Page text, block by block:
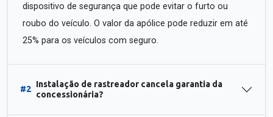
dispositivo de segurança que pode evitar o furto ou
roubo do veículo. O valor da apólice pode reduzir em até
25% para os veículos com seguro.
#2
Instalação de rastreador cancela garantia da
concessionária?